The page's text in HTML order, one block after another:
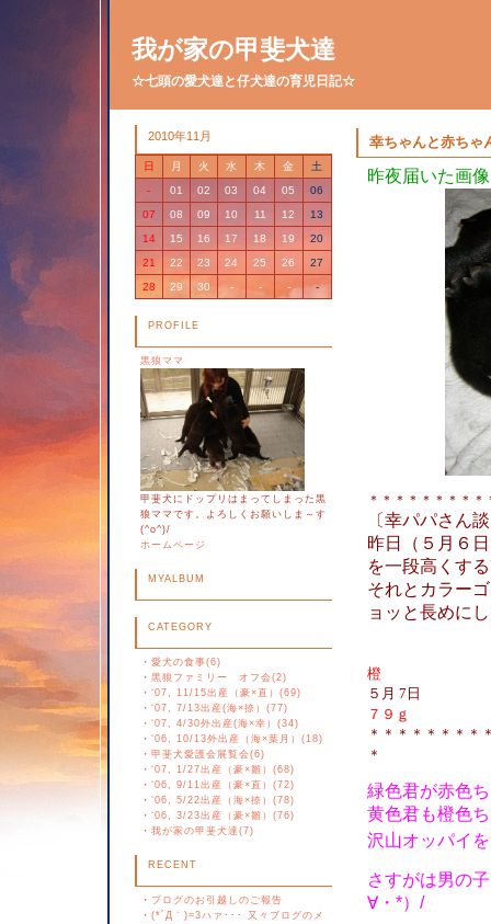
我が家の甲斐犬達
☆七頭の愛犬達と仔犬達の育児日記☆
2010年11月
日 月 火 水 木 金
土
-
01 02 03 04 05
06
07
08 09 10 11 12
13
14
15 16 17 18 19
20
21
22 23 24 25 26
27
28
29 30 - - - -
PROFILE
黒狼ママ
甲斐犬にドップリはまってしまった黒
狼ママです。よろしくお願いしま～す
(^o^)/
ホームページ
MYALBUM
CATEGORY
・ 愛犬の食事(6)
・ 黒狼ファミリー オフ会(2)
・ ‘07, 11/15出産（豪×直）(69)
・ ‘07, 7/13出産(海×捺）(77)
・ ‘07, 4/30外出産(海×幸）(34)
・ ‘06, 10/13外出産（海×葉月）(18)
・ 甲斐犬愛護会展覧会(6)
・ ‘07, 1/27出産（豪×雛）(68)
・ ‘06, 9/11出産（豪×直）(72)
・ ‘06, 5/22出産（海×捺）(78)
・ ‘06, 3/23出産（豪×雛）(76)
・ 我が家の甲斐犬達(7)
RECENT
・ ブログのお引越しのご報告
・ (*´Д｀)=3ハァ･･･ 又々ブログのメ
幸ちゃんと赤ちゃ
昨夜届いた画
＊＊＊＊＊＊＊＊
〔幸パパさん
昨日（５月６
を一段高くす
それとカラー
ョッと長めに
橙
５月 7日
７９ｇ
＊＊＊＊＊＊＊＊
＊
緑色君が赤色
黄色君も橙色
沢山オッパイ
さすがは男の
∀・*）/